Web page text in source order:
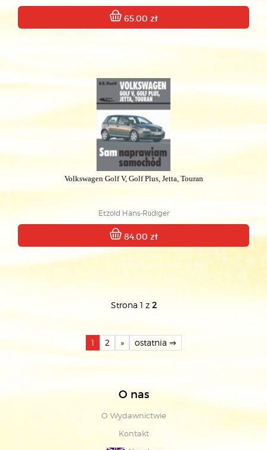
65.00 zł
Volkswagen Golf V, Golf Plus, Jetta, Touran
Etzold Hans-Rüdiger
84.00 zł
Strona 1 z 2
1 2 » ostatnia ⇒
O nas
O Wydawnictwie
Kontakt